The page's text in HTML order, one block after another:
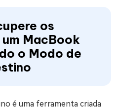
os
MacBook
o Modo de
é uma ferramenta criada